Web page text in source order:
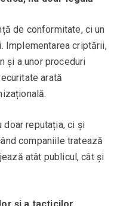
de conformitate, ci un
Implementarea criptării,
și a unor proceduri
arată
doar reputația, ci și
companiile tratează
atât publicul, cât și